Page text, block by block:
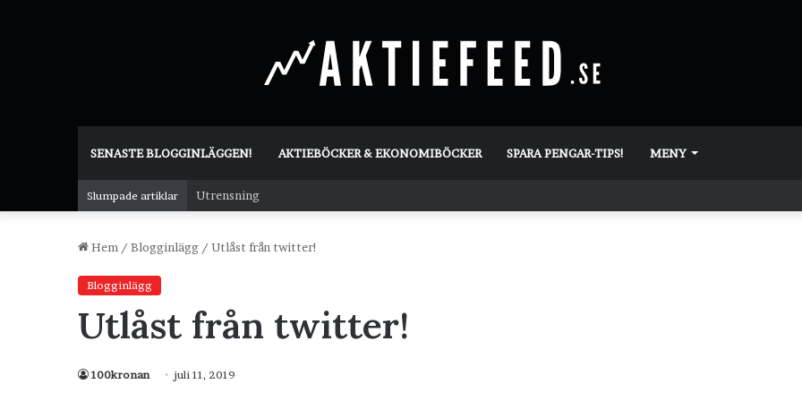
SENASTE BLOGGINLÄGGEN! AKTIEBÖCKER & EKONOMIBÖCKER SPARA PENGAR-TIPS! MENY
Slumpade artiklar Utrensning
Hem / Blogginlägg / Utlåst från twitter!
Blogginlägg
Utlåst från twitter!
100kronan juli 11, 2019